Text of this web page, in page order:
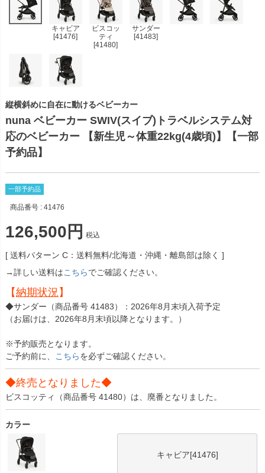
キャビア
[41476]
ビスコッ
ティ
[41480]
サンダー
[41483]
縦横斜めに自在に動けるベビーカー
nuna ベビーカー SWIV(スイブ)トラベルシステム対
応のベビーカー 【新生児～体重22kg(4歳頃)】【一部
予約品】
一部予約品
商品番号 41476
126,500 税込
送料パターン C：送料無料/北海道・沖縄・離島部は除く
→詳しい送料はこちらでご確認ください。
【納期状況 】
◆サンダー（商品番号 41483）：2026年8月末頃入荷予定
（お届けは、2026年8月末頃以降となります。）
※予約販売となります。
ご予約前に、
こちらを必ずご確認ください。
◆終売となりました◆
ビスコッティ（商品番号 41480）は、廃番となりました。
カラー
キャビア[41476]